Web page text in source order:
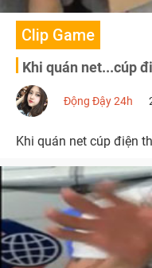
Clip Game
Khi quán net...cúp
Động Đậy 24h
Khi quán net cúp điện